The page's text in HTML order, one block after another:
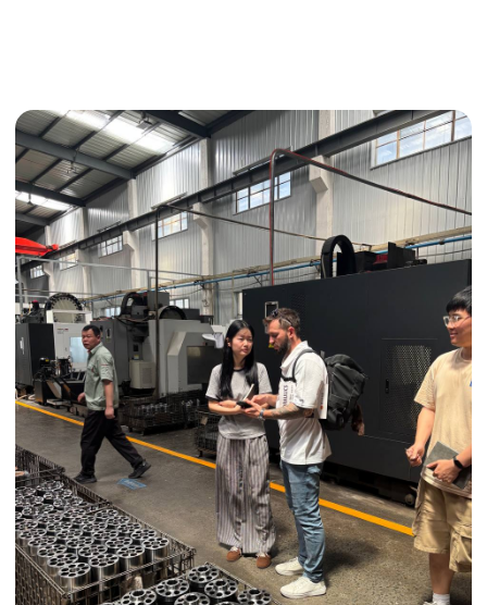
ДОПОЛНИТЕЛЬНЫЕ УСЛУГИ
Индивидуальные условия
Сертификация грузов
Консолидация грузов
Сопровождение грузов
Таможенное оформление
Страхование груза
Временное хранение
Организация производства
Проверка качества товара
Оплата и переговоры
с поставщиком
Инспекция поставщика
Товары для маркетплейсов
Получить консультацию